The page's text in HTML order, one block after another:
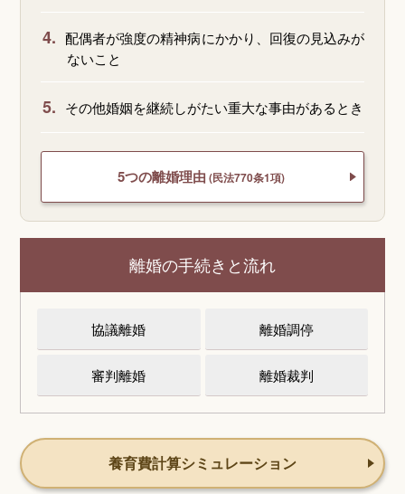
4. 配偶者が強度の精神病にかかり、回復の見込みが
ないこと
5. その他婚姻を継続しがたい重大な事由があるとき
5つの離婚理由 (民法770条1項)
離婚の手続きと流れ
協議離婚 離婚調停
審判離婚 離婚裁判
養育費計算シミュレーション